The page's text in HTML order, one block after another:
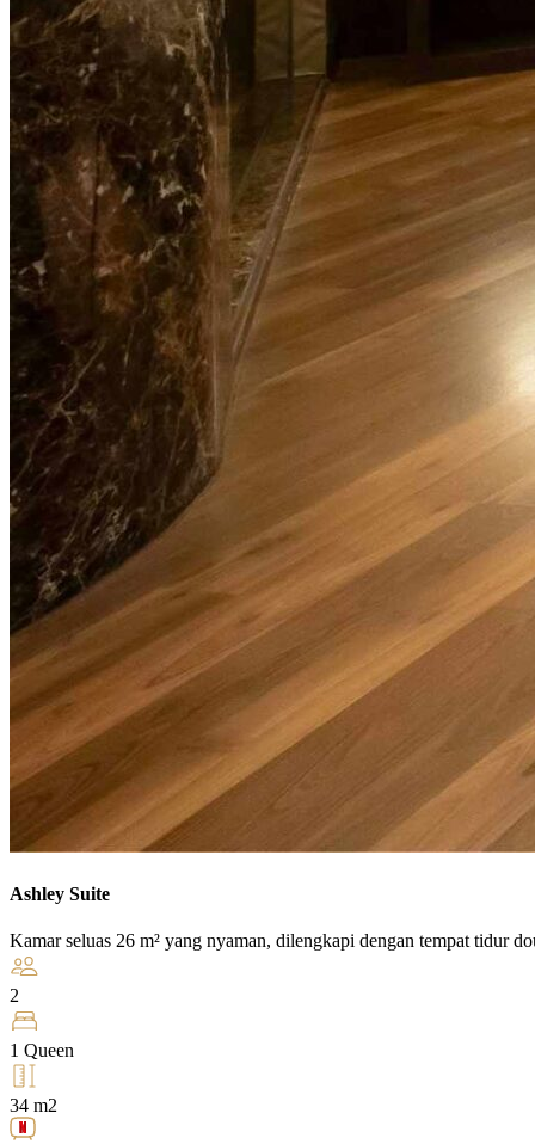
Ashley Suite
Kamar seluas 26 m² yang nyaman, dilengkapi dengan tempat tidur
2
1 Queen
34 m2